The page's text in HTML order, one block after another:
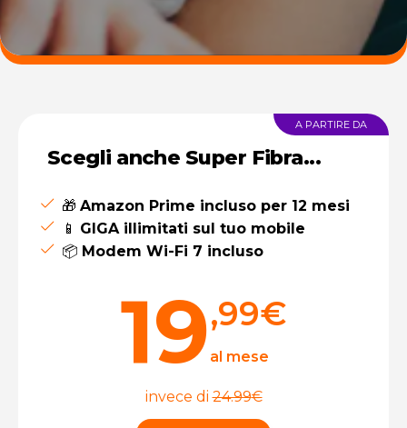
Scegli anche Super Fibra...
🎁 Amazon Prime incluso per 12 mesi
📱 GIGA illimitati sul tuo mobile
📦 Modem Wi-Fi 7 incluso
19,99€
al mese
invece di 24.99€
A PARTIRE DA